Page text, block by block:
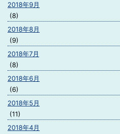
2018年9月
(8)
2018年8月
(9)
2018年7月
(8)
2018年6月
(6)
2018年5月
(11)
2018年4月